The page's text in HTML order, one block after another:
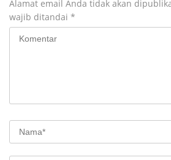
Alamat email Anda tidak akan
wajib ditandai *